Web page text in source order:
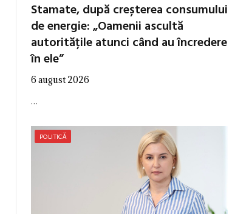
Stamate, după creșterea consumului
de energie: „Oamenii ascultă
autoritățile atunci când au încredere
în ele”
6 august 2026
…
POLITICĂ